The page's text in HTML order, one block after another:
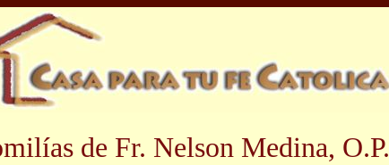
de Fr. Nelson Medina, O.P.